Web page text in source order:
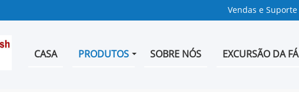
Vendas e Suporte
CASA PRODUTOS SOBRE NÓS EXCURSÃO DA